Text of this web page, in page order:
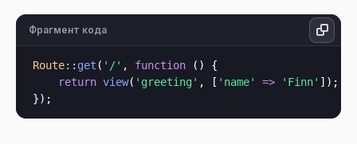
Фрагмент кода
Route:: get ( '/' , function () {
return view( 'greeting' , [ 'name' => 'Finn' ]);